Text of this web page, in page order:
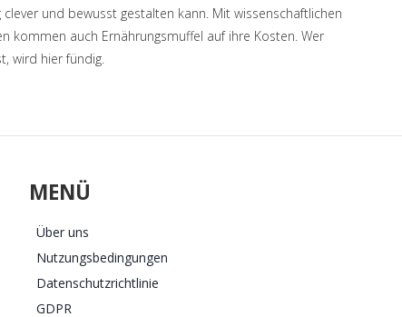
und bewusst gestalten kann. Mit wissenschaftlichen
kommen auch Ernährungsmuffel auf ihre Kosten. Wer
wird hier fündig.
MENÜ
Über uns
Nutzungsbedingungen
Datenschutzrichtlinie
GDPR